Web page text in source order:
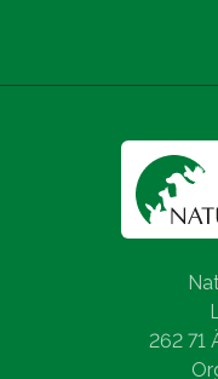
262 71